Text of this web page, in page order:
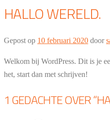
HALLO WERELD.
Gepost op 10 februari 2020 door
Welkom bij WordPress. Dit is je
het, start dan met schrijven!
1 GEDACHTE OVER “